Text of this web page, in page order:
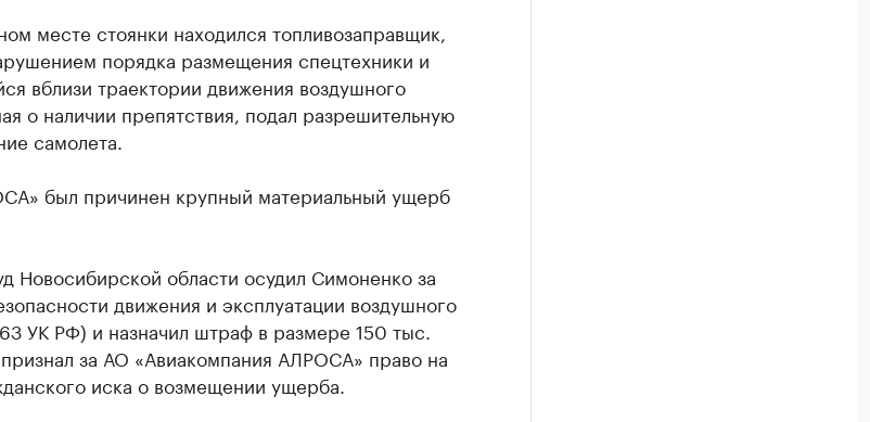
месте стоянки находился топливозаправщик,
порядка размещения спецтехники и
вблизи траектории движения воздушного
о наличии препятствия, подал разрешительную
самолета.
был причинен крупный материальный ущерб
Новосибирской области осудил Симоненко за
движения и эксплуатации воздушного
УК РФ) и назначил штраф в размере 150 тыс.
за АО «Авиакомпания АЛРОСА» право на
иска о возмещении ущерба.